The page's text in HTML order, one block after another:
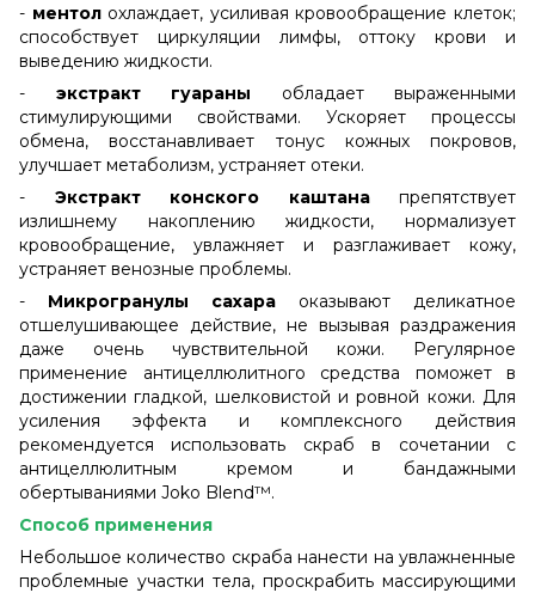
- ментолохлаждает, усиливая кровообращение клеток;
способствует циркуляции лимфы, оттоку крови и
выведению жидкости.
- экстракт гуараны обладает выраженными
стимулирующими свойствами. Ускоряет процессы
обмена, восстанавливает тонус кожных покровов,
улучшает метаболизм, устраняет отеки.
- Экстракт конского каштанапрепятствует
излишнему накоплению жидкости, нормализует
кровообращение, увлажняет и разглаживает кожу,
устраняет венозные проблемы.
- Микрогранулы сахара оказывают деликатное
отшелушивающее действие, не вызывая раздражения
даже очень чувствительной кожи. Регулярное
применение антицеллюлитного средства поможет в
достижении гладкой, шелковистой и ровной кожи. Для
усиления эффекта и комплексного действия
рекомендуется использовать скраб в сочетании с
антицеллюлитным кремом и бандажными
обертываниями Joko Blend™.
Способ применения
Небольшое количество скраба нанести на увлажненные
проблемные участки тела, проскрабить массирующими